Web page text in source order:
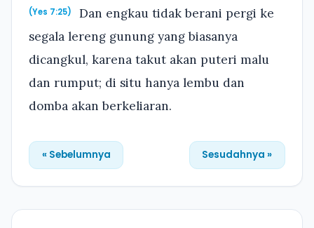
(Yes 7:25)
Dan engkau tidak berani pergi ke
segala lereng gunung yang biasanya
dicangkul, karena takut akan puteri malu
dan rumput; di situ hanya lembu dan
domba akan berkeliaran.
« Sebelumnya Sesudahnya »